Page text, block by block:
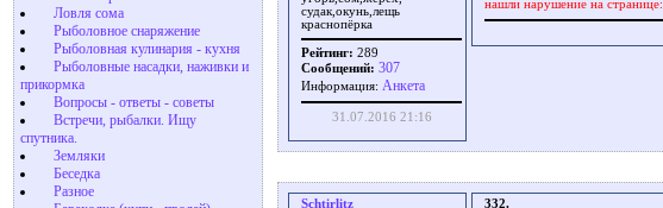
Ловля сома
Рыболовное снаряжение
Рыболовная кулинария - кухня
Рыболовные насадки, наживки и
прикормка
Вопросы - ответы - советы
Встречи, рыбалки. Ищу
спутника.
Земляки
Беседка
Разное
судак,окунь,лещь
краснопёрка
Рейтинг: 289
Сообщений: 307
Информация: Aнкета
31.07.2016 21:16
нашли нарушение на странице:
Schtirlitz 332.